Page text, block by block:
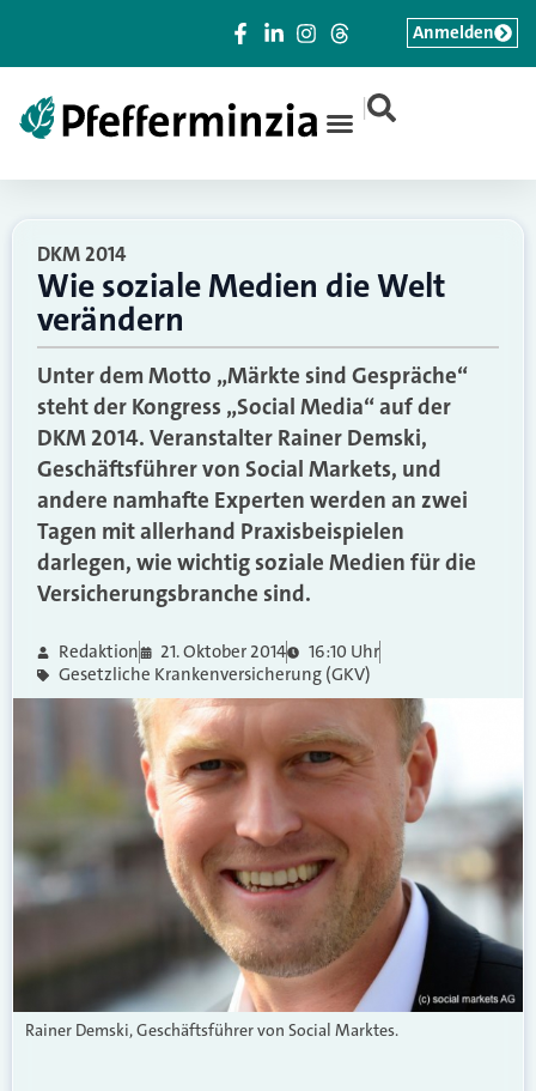
|
Anmelden
DKM 2014
Wie soziale Medien die Welt
verändern
Unter dem Motto „Märkte sind Gespräche“
steht der Kongress „Social Media“ auf der
DKM 2014. Veranstalter Rainer Demski,
Geschäftsführer von Social Markets, und
andere namhafte Experten werden an zwei
Tagen mit allerhand Praxisbeispielen
darlegen, wie wichtig soziale Medien für die
Versicherungsbranche sind.
Redaktion 21. Oktober 2014
16:10 Uhr
Gesetzliche Krankenversicherung (GKV)
Rainer Demski, Geschäftsführer von Social Marktes.